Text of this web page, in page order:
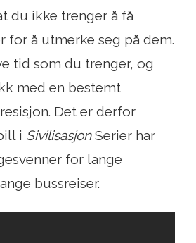
du ikke trenger å få
for å utmerke seg på dem.
tid som du trenger, og
med en bestemt
Det er derfor
i SivilisasjonSerier har
for lange
bussreiser.